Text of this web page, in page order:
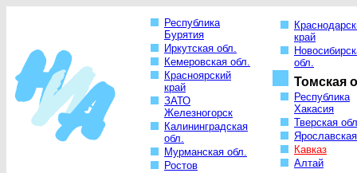
Республика
Бурятия
Иркутская обл.
Кемеровская обл.
Красноярский
край
ЗАТО
Железногорск
Калининградская
обл.
Мурманская обл.
Ростов
край
обл.
Томская
Республика
Хакасия
Тверская
Кавказ
Алтай